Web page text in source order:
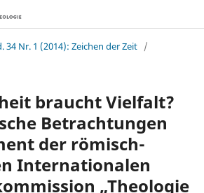
34 Nr. 1 (2014): Zeichen der Zeit /
braucht Vielfalt?
Betrachtungen
der römisch-
Internationalen
„Theologie